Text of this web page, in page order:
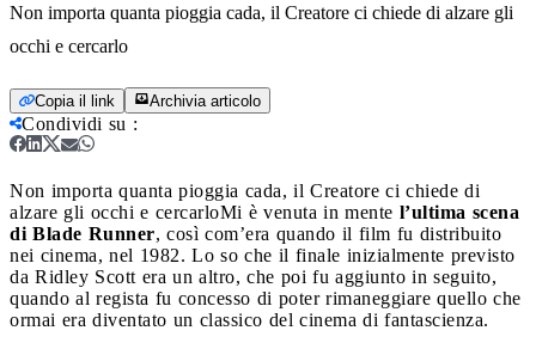
Non importa quanta pioggia cada, il Creatore ci chiede di alzare gli
occhi e cercarlo
Copia il link Archivia articolo
Condividi su :
Non importa quanta pioggia cada, il Creatore ci chiede di
alzare gli occhi e cercarloMi è venuta in mente l’ultima scena
di Blade Runner, così com’era quando il film fu distribuito
nei cinema, nel 1982. Lo so che il finale inizialmente previsto
da Ridley Scott era un altro, che poi fu aggiunto in seguito,
quando al regista fu concesso di poter rimaneggiare quello che
ormai era diventato un classico del cinema di fantascienza.